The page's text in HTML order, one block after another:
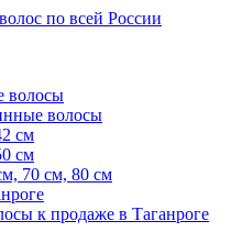
волосы
волосы
см
см
70 см, 80 см
к продаже в Таганроге